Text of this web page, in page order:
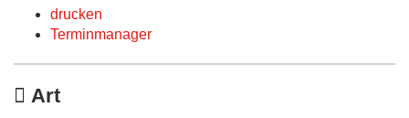
drucken
Terminmanager
Art